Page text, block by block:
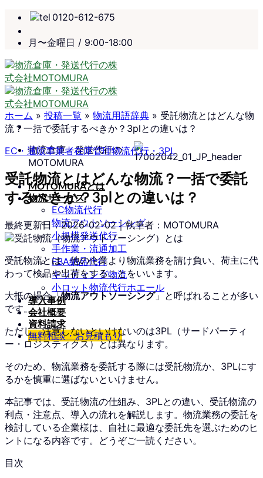
Skip
content
0120-612-675
月〜金曜日 / 9:00-18:00
物流倉庫・発送代行の
MOTOMURA
MOTOMURAとは
物流サービス
EC物流代行
物流アウトソーシング
小規模発送代行
手作業・流通加工
FBA納品代行
キッティング物流
小ロット物流代行ホエール
導入事例
会社概要
資料請求
無料相談・お見積もり
ホーム » 投稿一覧 » 物流用語辞典 » 受託物流とはどんな物
流？一括で委託するべきか？3plとの違いは？
EC・通販事業者在庫管理物流代行・3PL
受託物流とはどんな物流？一括で委託
するべきか？3plとの違いは？
最終更新日：2026-02-02｜執筆者：MOTOMURA
受託物流とは、他の企業より物流業務を請け負い、荷主に代
わって検品や出荷をすることをいいます。
大抵の場合「物流アウトソーシング」と呼ばれることが多い
です。
ただし、注意しないといけないのは3PL（サードパーティ
ー・ロジスティクス）とは異なります。
そのため、物流業務を委託する際には受託物流か、3PLにす
るかを慎重に選ばないといけません。
本記事では、受託物流の仕組み、3PLとの違い、受託物流の
利点・注意点、導入の流れを解説します。物流業務の委託を
検討している企業様は、自社に最適な委託先を選ぶためのヒ
ントになる内容です。どうぞご一読ください。
目次